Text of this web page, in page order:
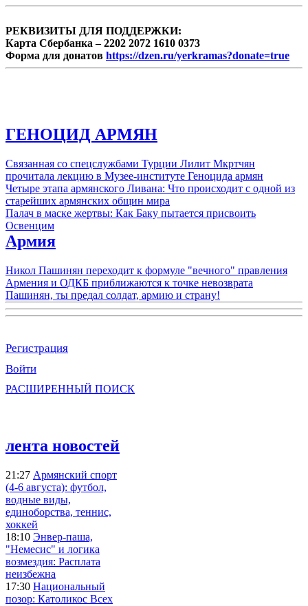
РЕКВИЗИТЫ ДЛЯ ПОДДЕРЖКИ:
Карта Сбербанка – 2202 2072 1610 0373
Форма для донатов https://dzen.ru/yerkramas?donate=true
ГЕНОЦИД АРМЯН
Связанная со спецслужбами Турции Лилит Мкртчян
прочитала лекцию в Музее-институте Геноцида армян
Четыре этапа армянского Ливана: Что происходит с одной из
старейших армянских общин мира
Палач в маске жертвы: Как Баку пытается присвоить
Освенцим
Армия
Никол Пашинян переходит к формуле "вечного" правления
Армения и ОДКБ приближаются к точке невозврата
Пашинян, ты предал солдат, армию и страну!
Регистрация
Войти
РАСШИРЕННЫЙ ПОИСК
лента новостей
21:27 Армянский спорт
(4-6 августа): футбол,
водные виды,
единоборства, теннис,
хоккей
18:10 Энвер-паша,
"Немесис" и логика
возмездия: Расплата
неизбежна
17:30 Национальный
позор: Католикос Всех